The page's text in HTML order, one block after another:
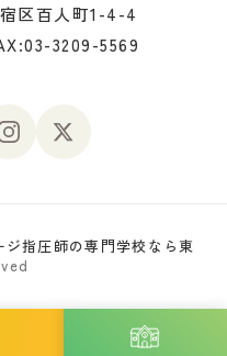
区百人町1-4-4
3209-5569
指圧師の専門学校なら東